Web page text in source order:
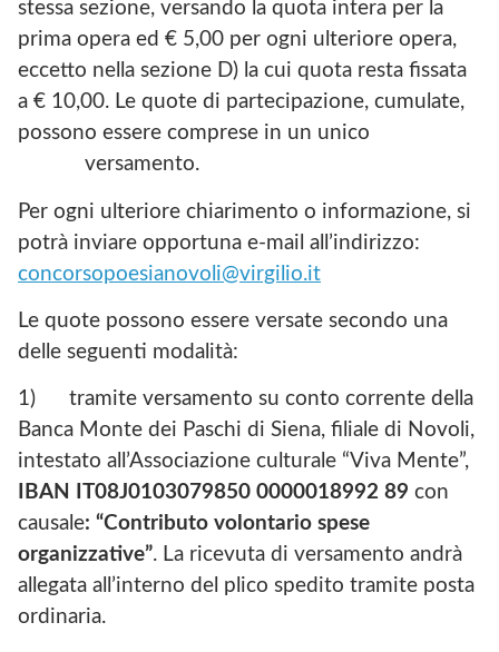
stessa sezione, versando la quota intera per la
prima opera ed € 5,00 per ogni ulteriore opera,
eccetto nella sezione D) la cui quota resta fissata
a € 10,00. Le quote di partecipazione, cumulate,
possono essere comprese in un unico
versamento.
Per ogni ulteriore chiarimento o informazione, si
potrà inviare opportuna e-mail all’indirizzo:
concorsopoesianovoli@virgilio.it
Le quote possono essere versate secondo una
delle seguenti modalità:
1) tramite versamento su conto corrente della
Banca Monte dei Paschi di Siena, filiale di Novoli,
intestato all’Associazione culturale “Viva Mente”,
IBAN
IT08J0103079850 0000018992 89 con
causale: “Contributo volontario spese
organizzative”. La ricevuta di versamento andrà
allegata all’interno del plico spedito tramite posta
ordinaria.